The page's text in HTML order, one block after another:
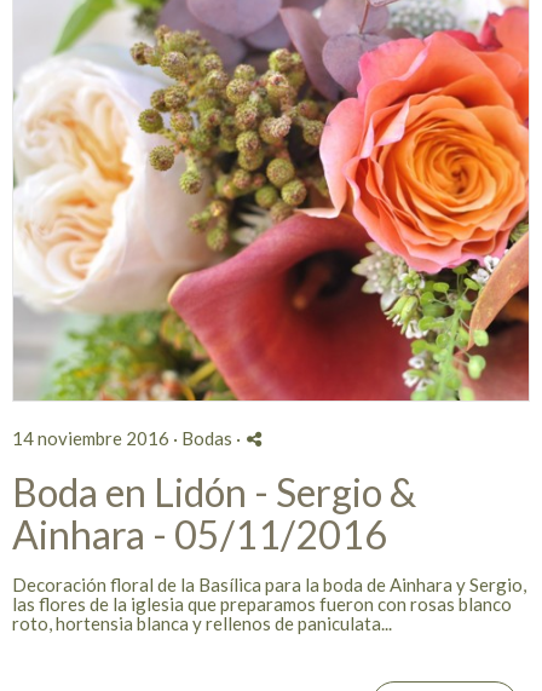
14 noviembre 2016 · Bodas ·
Boda en Lidón - Sergio &
Ainhara - 05/11/2016
Decoración floral de la Basílica para la boda de Ainhara y Sergio,
las flores de la iglesia que preparamos fueron con rosas blanco
roto, hortensia blanca y rellenos de paniculata...